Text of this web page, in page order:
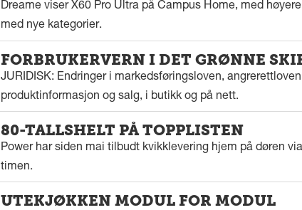
Dreame viser X60 Pro Ultra på Campus Home, med
med nye kategorier.
FORBRUKERVERN I DET GRØNNE
JURIDISK: Endringer i markedsføringsloven,
produktinformasjon og salg, i butikk og på nett.
80-TALLSHELT PÅ TOPPLISTEN
Power har siden mai tilbudt kvikklevering hjem på døren
timen.
UTEKJØKKEN MODUL FOR MODUL